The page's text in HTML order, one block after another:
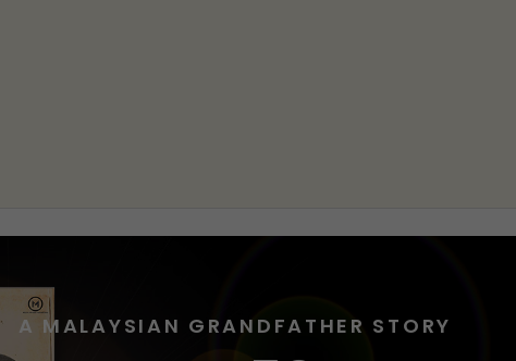
A MALAYSIAN GRANDFATHER STORY